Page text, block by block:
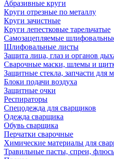
Абразивные круги
Круги отрезные по металлу
Круги зачистные
Круги лепестковые тарельчатые
Самозацепляемые
Шлифовальные листы
Защита лица, глаз и органов
Сварочные маски, шлемы и
Защитные стекла, запчасти для
Блоки подачи воздуха
Защитные очки
Респираторы
Спецодежда для сварщиков
Одежда сварщика
Обувь сварщика
Перчатки сварочные
Химические материалы для
Травильные пасты, спреи,